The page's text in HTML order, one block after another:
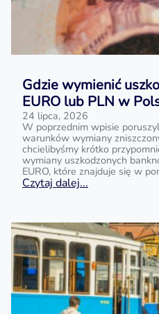
Gdzie wymienić
EURO lub PLN w
24 lipca, 2026
W poprzednim wpisie
warunków wymiany
chcielibyśmy krótko
wymiany uszkodzonych
EURO, które znajduje się w
Czytaj dalej...